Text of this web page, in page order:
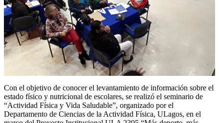
Con el objetivo de conocer el levantamiento de información sobre el
estado físico y nutricional de escolares, se realizó el seminario de
“Actividad Física y Vida Saludable”, organizado por el
Departamento de Ciencias de la Actividad Física, ULagos, en el